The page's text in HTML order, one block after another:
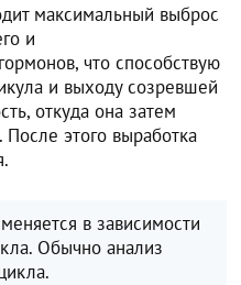
максимальный выброс
и
что способствую
и выходу созревшей
откуда она затем
этого выработка
в зависимости
Обычно анализ